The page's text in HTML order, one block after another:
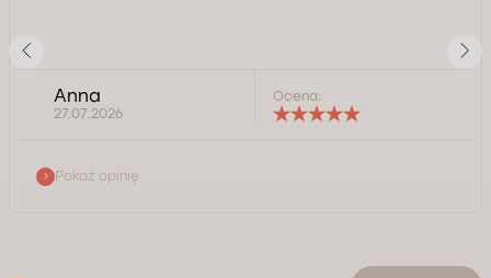
Anna
27.07.2026
Ocena:
Pokaż opinię